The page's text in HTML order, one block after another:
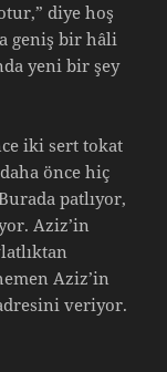
diye hoş
geniş bir hâli
yeni bir şey
iki sert tokat
önce hiç
patlıyor,
Aziz’in
Aziz’in
veriyor.